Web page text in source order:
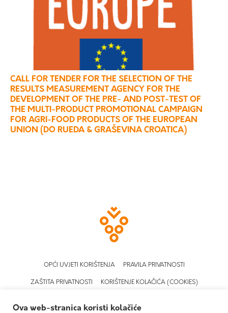
CALL FOR TENDER FOR THE SELECTION OF THE
RESULTS MEASUREMENT AGENCY FOR THE
DEVELOPMENT OF THE PRE- AND POST-TEST OF
THE MULTI-PRODUCT PROMOTIONAL CAMPAIGN
FOR AGRI-FOOD PRODUCTS OF THE EUROPEAN
UNION (DO RUEDA & GRAŠEVINA CROATICA)
OPĆI UVJETI KORIŠTENJA PRAVILA PRIVATNOSTI
ZAŠTITA PRIVATNOSTI KORIŠTENJE KOLAČIĆA (COOKIES)
Ova web-stranica koristi kolačiće